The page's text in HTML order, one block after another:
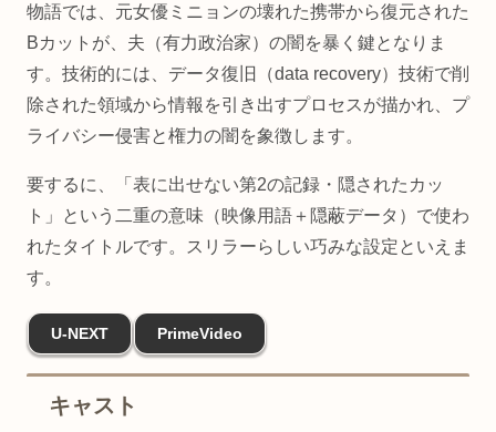
物語では、元女優ミニョンの壊れた携帯から復元された
Bカットが、夫（有力政治家）の闇を暴く鍵となりま
す。技術的には、データ復旧（data recovery）技術で削
除された領域から情報を引き出すプロセスが描かれ、プ
ライバシー侵害と権力の闇を象徴します。
要するに、「表に出せない第2の記録・隠されたカッ
ト」という二重の意味（映像用語＋隠蔽データ）で使わ
れたタイトルです。スリラーらしい巧みな設定といえま
す。
U-NEXT PrimeVideo
キャスト